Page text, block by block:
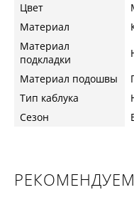
Цвет
Материал
Материал
подкладки
Материал подошвы
Тип каблука
Сезон